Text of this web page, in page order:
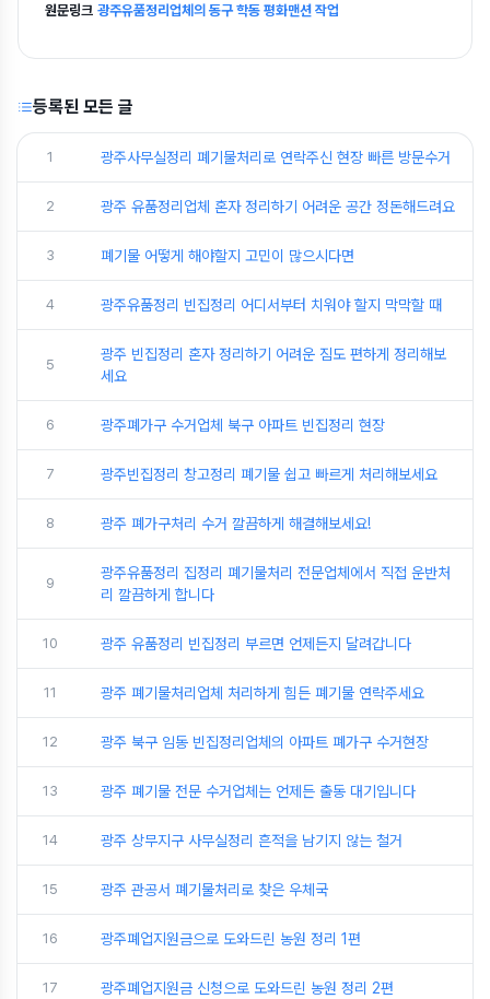
원문링크 광주유품정리업체의 동구 학동 평화맨션 작업
등록된 모든 글
1 광주사무실정리 폐기물처리로 연락주신 현장 빠른 방문수거
2 광주 유품정리업체 혼자 정리하기 어려운 공간 정돈해드려요
3 폐기물 어떻게 해야할지 고민이 많으시다면
4 광주유품정리 빈집정리 어디서부터 치워야 할지 막막할 때
5
광주 빈집정리 혼자 정리하기 어려운 짐도 편하게 정리해보
세요
6 광주폐가구 수거업체 북구 아파트 빈집정리 현장
7 광주빈집정리 창고정리 폐기물 쉽고 빠르게 처리해보세요
8 광주 폐가구처리 수거 깔끔하게 해결해보세요!
9
광주유품정리 집정리 폐기물처리 전문업체에서 직접 운반처
리 깔끔하게 합니다
10 광주 유품정리 빈집정리 부르면 언제든지 달려갑니다
11 광주 폐기물처리업체 처리하게 힘든 폐기물 연락주세요
12 광주 북구 임동 빈집정리업체의 아파트 폐가구 수거현장
13 광주 폐기물 전문 수거업체는 언제든 출동 대기입니다
14 광주 상무지구 사무실정리 흔적을 남기지 않는 철거
15 광주 관공서 폐기물처리로 찾은 우체국
16 광주폐업지원금으로 도와드린 농원 정리 1편
17 광주폐업지원금 신청으로 도와드린 농원 정리 2편